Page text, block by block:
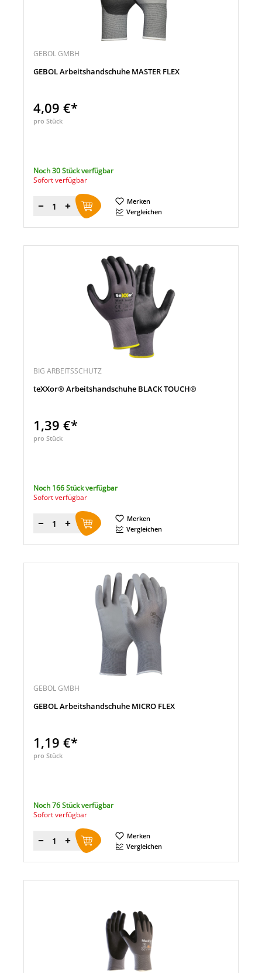
GEBOL GMBH
GEBOL Arbeitshandschuhe MASTER FLEX
4,09 €*
pro Stück
Noch 30 Stück verfügbar
Sofort verfügbar
Menge
Merken
Vergleichen
BIG ARBEITSSCHUTZ
teXXor® Arbeitshandschuhe BLACK TOUCH®
1,39 €*
pro Stück
Noch 166 Stück verfügbar
Sofort verfügbar
Menge
Merken
Vergleichen
GEBOL GMBH
GEBOL Arbeitshandschuhe MICRO FLEX
1,19 €*
pro Stück
Noch 76 Stück verfügbar
Sofort verfügbar
Menge
Merken
Vergleichen